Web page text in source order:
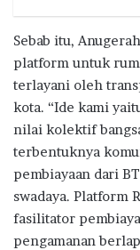
Sebab itu,
platform untuk
terlayani oleh
kota. “Ide kami
nilai kolektif
terbentuknya
pembiayaan dari
swadaya. Platform
fasilitator
pengamanan